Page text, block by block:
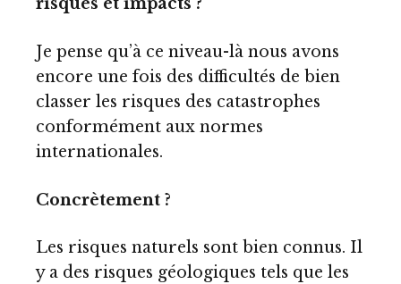
Je pense qu’à ce niveau-là nous avons
encore une fois des difficultés de bien
classer les risques des catastrophes
conformément aux normes
internationales.
Concrètement ?
Les risques naturels sont bien connus. Il
y a des risques géologiques tels que les